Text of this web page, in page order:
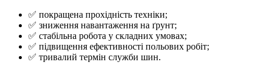
✅ покращена прохідність техніки;
✅ зниження навантаження на ґрунт;
✅ стабільна робота у складних умовах;
✅ підвищення ефективності польових робіт;
✅ тривалий термін служби шин.